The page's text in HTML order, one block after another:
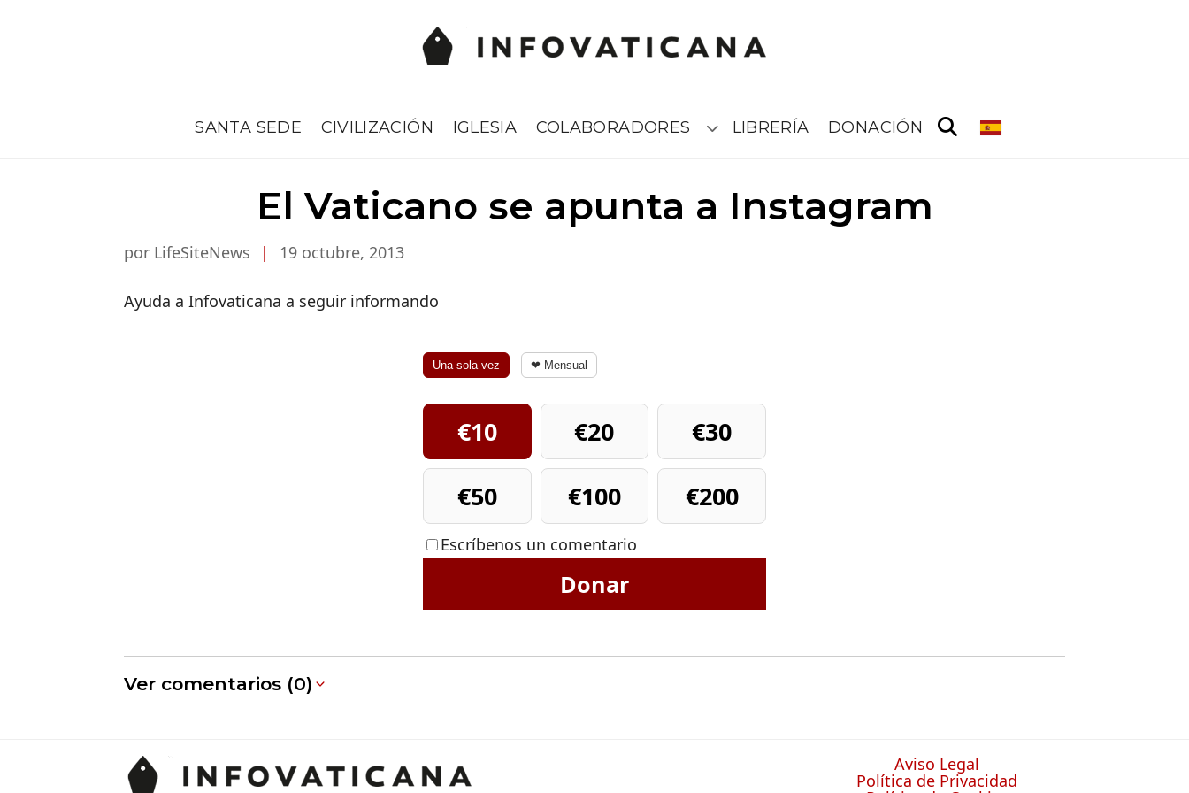
SANTA SEDE CIVILIZACIÓN IGLESIA COLABORADORES Submenú
LIBRERÍA DONACIÓN
El Vaticano se apunta a Instagram
por LifeSiteNews | 19 octubre, 2013
Ayuda a Infovaticana a seguir informando
Una sola vez ❤ Mensual
€10 €20
€30
€50
€100 €200
Escríbenos un comentario
Donar
Ver comentarios (0)
Aviso Legal
Política de Privacidad